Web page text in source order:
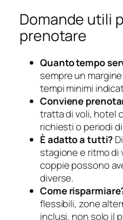
Domande utili
prenotare
Quanto tempo
sempre un
tempi minimi
Conviene
tratta di voli, hotel
richiesti o periodi
È adatto a tutti?
stagione e ritmo di
coppie possono
diverse.
Come
flessibili, zone
inclusi, non solo il